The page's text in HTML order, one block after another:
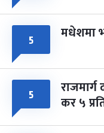
५ मधेशमा
५ राजमार्ग
कर ५